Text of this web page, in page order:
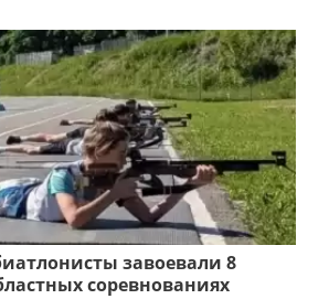
завоевали 8
соревнованиях